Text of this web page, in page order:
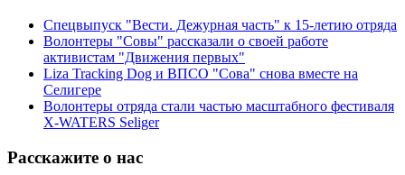
Спецвыпуск "Вести. Дежурная часть" к 15-летию отряда
Волонтеры "Совы" рассказали о своей работе
активистам "Движения первых"
Liza Tracking Dog и ВПСО "Сова" снова вместе на
Селигере
Волонтеры отряда стали частью масштабного фестиваля
X-WATERS Seliger
Расскажите о нас